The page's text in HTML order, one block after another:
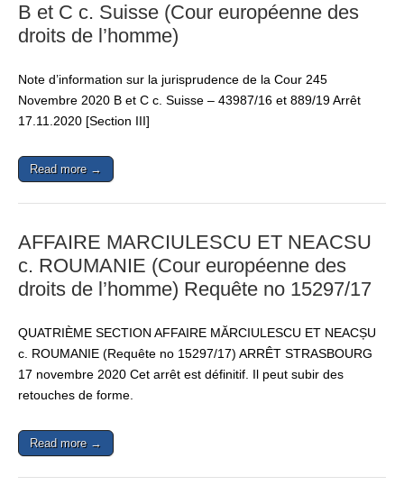
B et C c. Suisse (Cour européenne des
droits de l’homme)
Note d’information sur la jurisprudence de la Cour 245
Novembre 2020 B et C c. Suisse – 43987/16 et 889/19 Arrêt
17.11.2020 [Section III]
Read more →
AFFAIRE MARCIULESCU ET NEACSU
c. ROUMANIE (Cour européenne des
droits de l’homme) Requête no 15297/17
QUATRIÈME SECTION AFFAIRE MĂRCIULESCU ET NEACȘU
c. ROUMANIE (Requête no 15297/17) ARRÊT STRASBOURG
17 novembre 2020 Cet arrêt est définitif. Il peut subir des
retouches de forme.
Read more →